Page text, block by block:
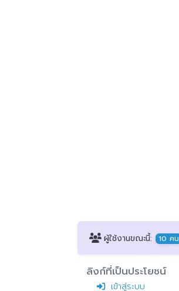
ผู้ใช้งานขณะนี้: 10 คน
ลิงก์ที่เป็นประโยชน์
เข้าสู่ระบบ